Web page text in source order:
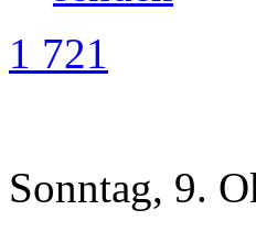
1 721
Sonntag, 9.